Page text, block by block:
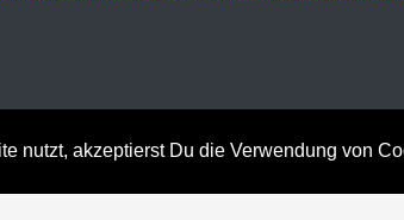
nutzt, akzeptierst Du die Verwendung von